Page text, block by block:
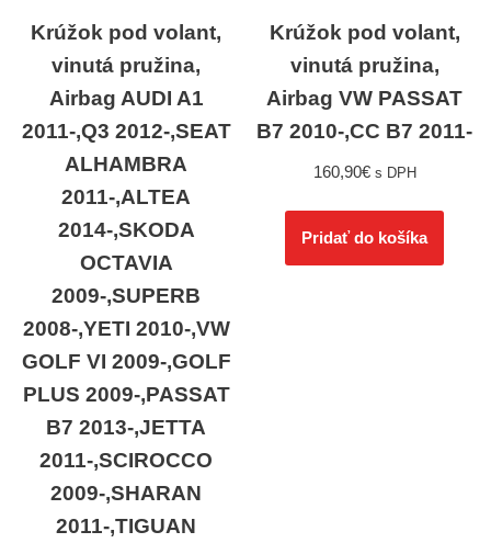
Krúžok pod volant,
vinutá pružina,
Airbag AUDI A1
2011-,Q3 2012-,SEAT
ALHAMBRA
2011-,ALTEA
2014-,SKODA
OCTAVIA
2009-,SUPERB
2008-,YETI 2010-,VW
GOLF VI 2009-,GOLF
PLUS 2009-,PASSAT
B7 2013-,JETTA
2011-,SCIROCCO
2009-,SHARAN
2011-,TIGUAN
Krúžok pod volant,
vinutá pružina,
Airbag VW PASSAT
B7 2010-,CC B7 2011-
160,90€ s DPH
Pridať do košíka